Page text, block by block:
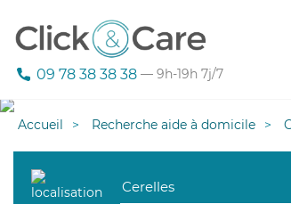
09 78 38 38 38 — 9h-19h 7j/7
Accueil Recherche aide à domicile